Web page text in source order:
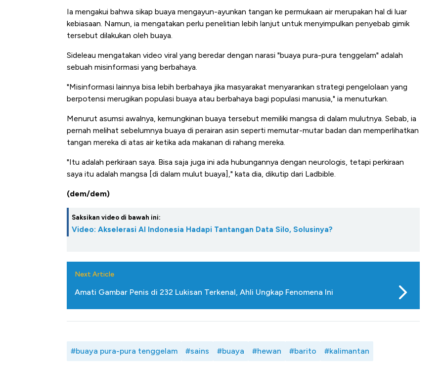
Ia mengakui bahwa sikap buaya mengayun-ayunkan tangan ke permukaan air merupakan hal di luar
kebiasaan. Namun, ia mengatakan perlu penelitian lebih lanjut untuk menyimpulkan penyebab gimik
tersebut dilakukan oleh buaya.
Sideleau mengatakan video viral yang beredar dengan narasi "buaya pura-pura tenggelam" adalah
sebuah misinformasi yang berbahaya.
"Misinformasi lainnya bisa lebih berbahaya jika masyarakat menyarankan strategi pengelolaan yang
berpotensi merugikan populasi buaya atau berbahaya bagi populasi manusia," ia menuturkan.
Menurut asumsi awalnya, kemungkinan buaya tersebut memiliki mangsa di dalam mulutnya. Sebab, ia
pernah melihat sebelumnya buaya di perairan asin seperti memutar-mutar badan dan memperlihatkan
tangan mereka di atas air ketika ada makanan di rahang mereka.
"Itu adalah perkiraan saya. Bisa saja juga ini ada hubungannya dengan neurologis, tetapi perkiraan
saya itu adalah mangsa [di dalam mulut buaya]," kata dia, dikutip dari Ladbible.
(dem/dem)
Saksikan video di bawah ini:
Video: Akselerasi AI Indonesia Hadapi Tantangan Data Silo, Solusinya?
Next Article
Amati Gambar Penis di 232 Lukisan Terkenal, Ahli Ungkap Fenomena Ini
#buaya pura-pura tenggelam #sains #buaya #hewan #barito #kalimantan